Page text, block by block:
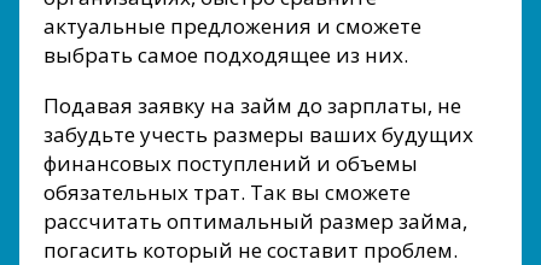
актуальные предложения и сможете
выбрать самое подходящее из них.
Подавая заявку на займ до зарплаты, не
забудьте учесть размеры ваших будущих
финансовых поступлений и объемы
обязательных трат. Так вы сможете
рассчитать оптимальный размер займа,
погасить который не составит проблем.